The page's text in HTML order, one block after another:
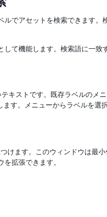
でアセットを検索できます。
て機能します。検索語に一致
キストです。既存ラベルのメ
す。メニューからラベルを選
けます。このウィンドウは最
拡張できます。